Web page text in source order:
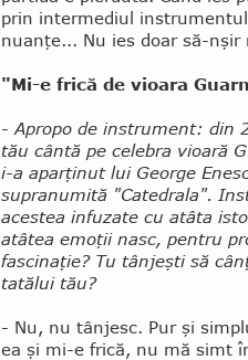
prin intermediul
nuanţe... Nu ies doar să-
"Mi-e frică de vioara
- Apropo de instrument: din
tău cântă pe celebra vioară
i-a apar­ţinut lui George
supranumită "Ca­tedrala".
aces­tea in­fuzate cu atâta
atâtea emoţii nasc, pen­tru
fascinaţie? Tu tânjeşti să
tatălui tău?
- Nu, nu tânjesc. Pur şi
ea şi mi-e frică, nu mă simt